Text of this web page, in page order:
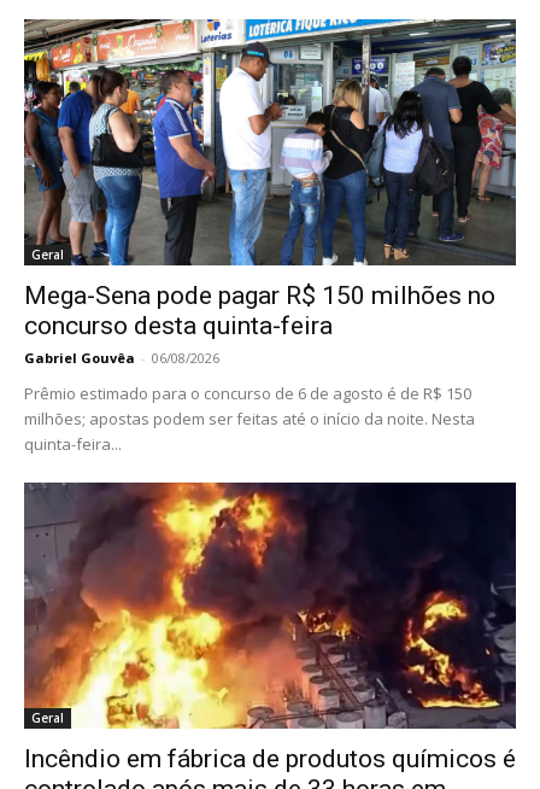
Geral
Mega-Sena pode pagar R$ 150 milhões no
concurso desta quinta-feira
Gabriel Gouvêa - 06/08/2026
Prêmio estimado para o concurso de 6 de agosto é de R$ 150
milhões; apostas podem ser feitas até o início da noite. Nesta
quinta-feira...
Geral
Incêndio em fábrica de produtos químicos é